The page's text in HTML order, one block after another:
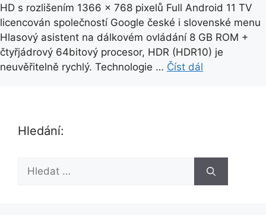
HD s rozlišením 1366 x 768 pixelů Full Android 11 TV
licencován společností Google české i slovenské menu
Hlasový asistent na dálkovém ovládání 8 GB ROM +
čtyřjádrový 64bitový procesor, HDR (HDR10) je
neuvěřitelně rychlý. Technologie … Číst dál
Hledání: